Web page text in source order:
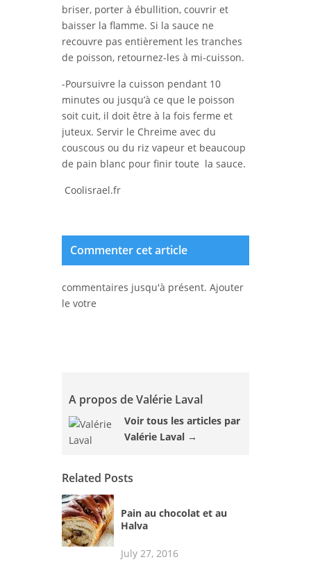
briser, porter à ébullition, couvrir et
baisser la flamme. Si la sauce ne
recouvre pas entièrement les tranches
de poisson, retournez-les à mi-cuisson.
-Poursuivre la cuisson pendant 10
minutes ou jusqu’à ce que le poisson
soit cuit, il doit être à la fois ferme et
juteux. Servir le Chreime avec du
couscous ou du riz vapeur et beaucoup
de pain blanc pour finir toute la sauce.
Coolisrael.fr
Commenter cet article
commentaires jusqu'à présent. Ajouter
le votre
A propos de Valérie Laval
Voir tous les articles par
Valérie Laval →
Related Posts
Pain au chocolat et au
Halva
July 27, 2016